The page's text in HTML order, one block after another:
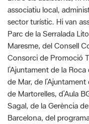
Maresme, del Consell
Consorci de Promoció
l’Ajuntament de la Roca
de Mar, de l’Ajuntament
de Martorelles, d’Aula
Sagal, de la Gerència
Barcelona, del
Barcelona, de la
Federació ADF i del